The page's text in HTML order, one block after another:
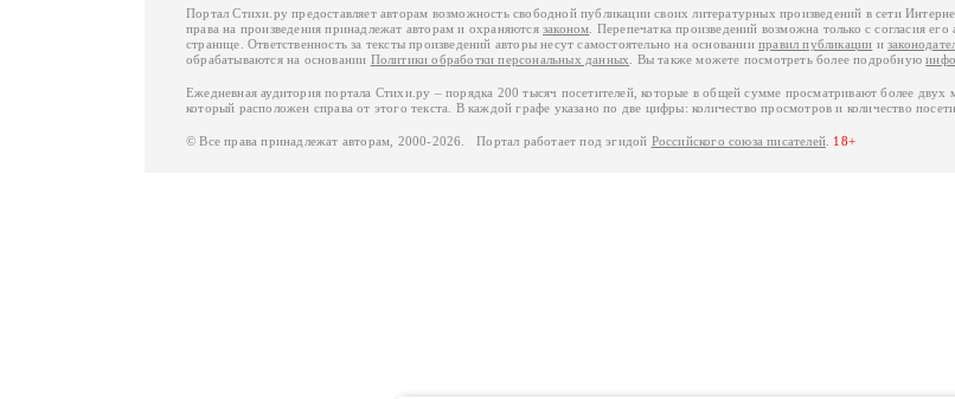
Портал Стихи.ру предоставляет авторам возможность свободной публикации своих литературных произведений в сети
права на произведения принадлежат авторам и охраняются законом . Перепечатка произведений возможна только с согласия
странице. Ответственность за тексты произведений авторы несут самостоятельно на основанииправил публикации и
обрабатываются на основании Политики обработки персональных данных . Вы также можете посмотреть более подробную
Ежедневная аудитория портала Стихи.ру – порядка 200 тысяч посетителей, которые в общей сумме просматривают более двух
который расположен справа от этого текста. В каждой графе указано по две цифры: количество просмотров и количество
© Все права принадлежат авторам, 2000-2026. Портал работает под эгидой Российского союза писателей 18+